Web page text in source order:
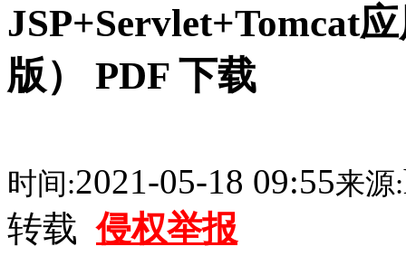
JSP+Servlet+Tomcat
版） PDF 下载
时间:2021-05-18 09:55来源:
转载侵权举报